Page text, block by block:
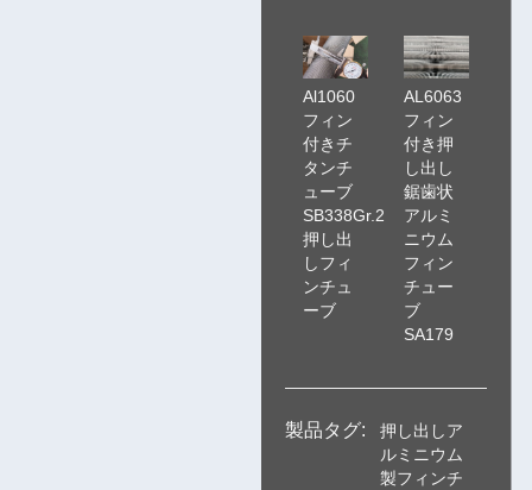
Al1060
フィン
付きチ
タンチ
ューブ
SB338Gr.2
押し出
しフィ
ンチュ
ーブ
AL6063
フィン
付き押
し出し
鋸歯状
アルミ
ニウム
フィン
チュー
ブ
SA179
製品タグ:
押し出しア
ルミニウム
製フィンチ